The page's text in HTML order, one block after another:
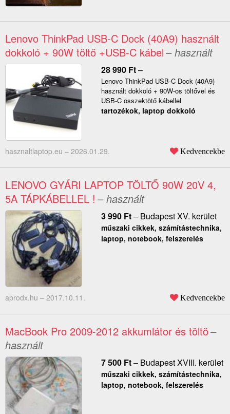
Lenovo ThinkPad USB-C Dock (40A9) használt
dokkoló + 90W töltő +USB-C kábel– használt
28 990 Ft–
Lenovo ThinkPad USB-C Dock (40A9)
használt dokkoló + 90W-os töltővel és
USB-C összektötő kábellel
tartozékok, laptop dokkoló
hasznaltlaptop.eu – 2026.01.29. Kedvencekbe
LENOVO GYÁRI LAPTOP TÖLTŐ 90W 20V 4,
5A TÁPKÁBELLEL ! – használt
3 990 Ft– Budapest XV. kerület
műszaki cikkek, számítástechnika,
laptop, notebook, felszerelés
aprodx.hu – 2017.10.11. Kedvencekbe
MacBook Pro 2009-2012 akkumlátor és töltö–
használt
7 500 Ft– Budapest XVIII. kerület
műszaki cikkek, számítástechnika,
laptop, notebook, felszerelés